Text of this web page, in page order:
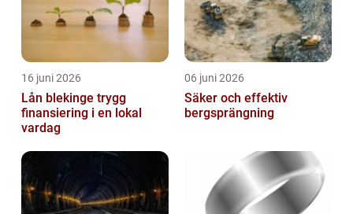
16 juni 2026
Lån blekinge trygg
finansiering i en lokal
vardag
06 juni 2026
Säker och effektiv
bergsprängning